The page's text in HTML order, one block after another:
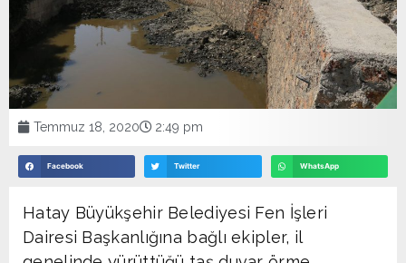
Temmuz 18, 2020 2:49 pm
Facebook Twitter WhatsApp
Hatay Büyükşehir Belediyesi Fen İşleri
Dairesi Başkanlığına bağlı ekipler, il